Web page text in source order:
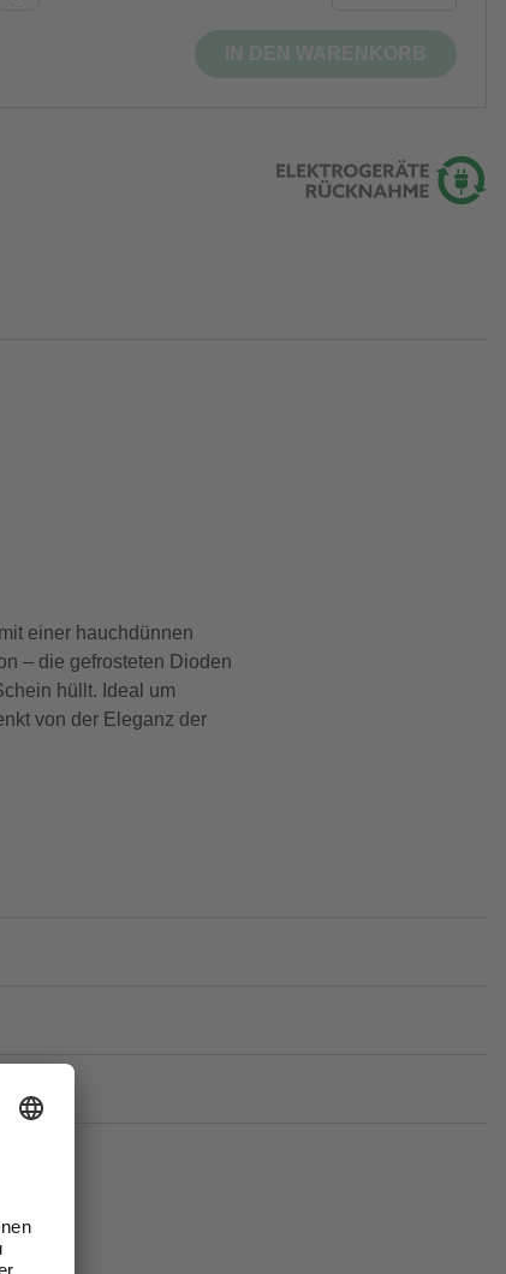
einer hauchdünnen
– die gefrosteten Dioden
hüllt. Ideal um
von der Eleganz der